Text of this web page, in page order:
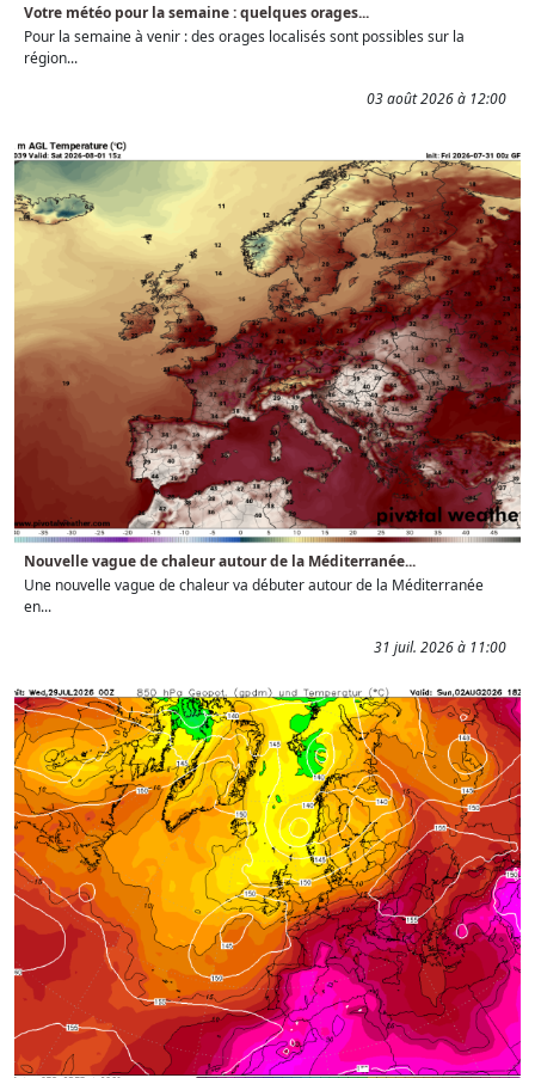
Votre météo pour la semaine : quelques orages...
Pour la semaine à venir : des orages localisés sont possibles sur la
région...
03 août 2026 à 12:00
Nouvelle vague de chaleur autour de la Méditerranée...
Une nouvelle vague de chaleur va débuter autour de la Méditerranée
en...
31 juil. 2026 à 11:00